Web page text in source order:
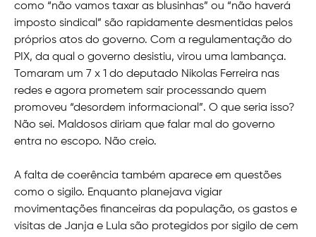
como “não vamos taxar as blusinhas” ou “não haverá
imposto sindical” são rapidamente desmentidas pelos
próprios atos do governo. Com a regulamentação do
PIX, da qual o governo desistiu, virou uma lambança.
Tomaram um 7 x 1 do deputado Nikolas Ferreira nas
redes e agora prometem sair processando quem
promoveu “desordem informacional”. O que seria isso?
Não sei. Maldosos diriam que falar mal do governo
entra no escopo. Não creio.
A falta de coerência também aparece em questões
como o sigilo. Enquanto planejava vigiar
movimentações financeiras da população, os gastos e
visitas de Janja e Lula são protegidos por sigilo de cem